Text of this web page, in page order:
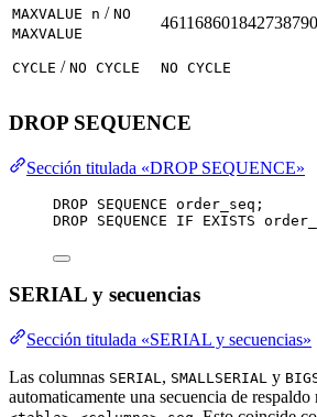
MAXVALUE n / NO
MAXVALUE
CYCLE / NO CYCLE NO CYCLE
DROP SEQUENCE
Sección titulada «DROP SEQUENCE»
DROP SEQUENCE order_seq;
DROP SEQUENCE IF EXISTS
SERIAL y secuencias
Sección titulada «SERIAL y secuencias»
Las columnas SERIAL, SMALLSERIAL y
automaticamente una secuencia de respaldo